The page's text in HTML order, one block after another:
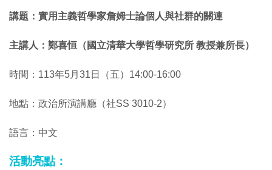
講題：實用主義哲學家詹姆士論個人與社群的關連
主講人：鄭喜恒（國立清華大學哲學研究所 教授兼所長）
時間：113年5月31日（五）14:00-16:00
地點：政治所演講廳（社SS 3010-2）
語言：中文
活動亮點：